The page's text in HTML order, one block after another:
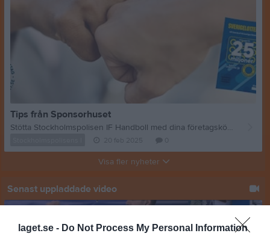
laget.se - Do Not Process My Personal Information
Tips från Sponsorhuset
Stötta Stockholmspolisen IF Handboll med dina företagsköp – utan extra kostnad! Genom Sponsorhuset kan du som anställd eller egen företagare bidra varje gång du gör inköp, bokar tjänsteresor eller tankar företagsbilen. Det kostar inte dig och företaget något extra men skulle betyda oerhört mycket för oss. Registrera dig idag och få en Sverigelott som tack. Klicka här: https://www.sponsorhuset.se/stockholmspolisenifhandboll/landing/foretag *Du får din Sverigelott genom att höra av dig till support@sponsorhuset.se efter att du registrerat dig.
Visa fler nyheter
Senast uppladdade video